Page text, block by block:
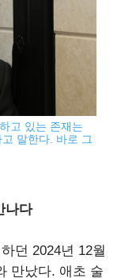
고 있는 존재는
말한다. 바로 그
나다
던 2024년 12월
만났다. 애초 술